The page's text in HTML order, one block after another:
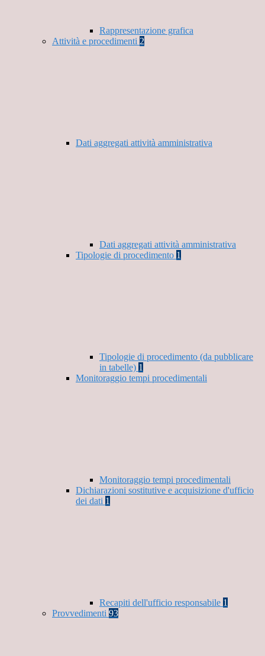
Rappresentazione grafica
Attività e procedimenti 2
Dati aggregati attività amministrativa
Dati aggregati attività amministrativa
Tipologie di procedimento 1
Tipologie di procedimento (da pubblicare
in tabelle) 1
Monitoraggio tempi procedimentali
Monitoraggio tempi procedimentali
Dichiarazioni sostitutive e acquisizione d'ufficio
dei dati 1
Recapiti dell'ufficio responsabile 1
Provvedimenti 93